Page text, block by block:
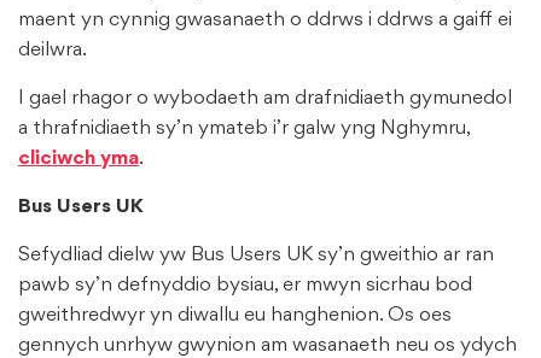
maent yn cynnig gwasanaeth o ddrws i ddrws a gaiff ei
deilwra.
I gael rhagor o wybodaeth am drafnidiaeth gymunedol
a thrafnidiaeth sy’n ymateb i’r galw yng Nghymru,
cliciwch yma.
Bus Users UK
Sefydliad dielw yw Bus Users UK sy’n gweithio ar ran
pawb sy’n defnyddio bysiau, er mwyn sicrhau bod
gweithredwyr yn diwallu eu hanghenion. Os oes
gennych unrhyw gwynion am wasanaeth neu os ydych